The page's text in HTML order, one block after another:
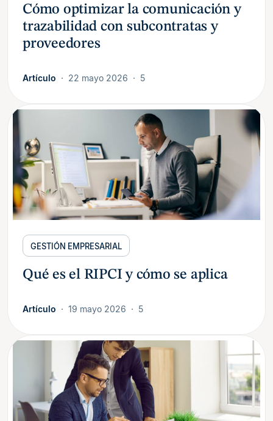
Cómo optimizar la comunicación y
trazabilidad con subcontratas y
proveedores
Artículo 22 mayo 2026 5
GESTIÓN EMPRESARIAL
Qué es el RIPCI y cómo se aplica
Artículo 19 mayo 2026 5